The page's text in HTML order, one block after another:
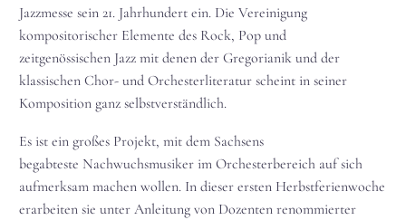
Jazzmesse sein 21. Jahrhundert ein. Die Vereinigung
kompositorischer Elemente des Rock, Pop und
zeitgenössischen Jazz mit denen der Gregorianik und der
klassischen Chor- und Orchesterliteratur scheint in seiner
Komposition ganz selbstverständlich.
Es ist ein großes Projekt, mit dem Sachsens
begabteste Nachwuchsmusiker im Orchesterbereich auf sich
aufmerksam machen wollen. In dieser ersten Herbstferienwoche
erarbeiten sie unter Anleitung von Dozenten renommierter